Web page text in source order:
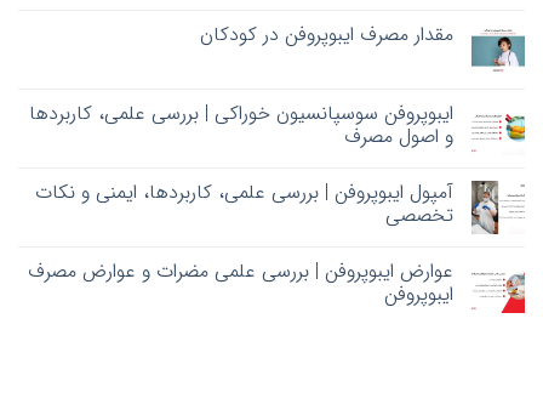
مقدار مصرف ایبوپروفن در کودکان
ایبوپروفن سوسپانسیون خوراکی | بررسی علمی، کاربردها
و اصول مصرف
آمپول ایبوپروفن | بررسی علمی، کاربردها، ایمنی و نکات
تخصصی
عوارض ایبوپروفن | بررسی علمی مضرات و عوارض مصرف
ایبوپروفن